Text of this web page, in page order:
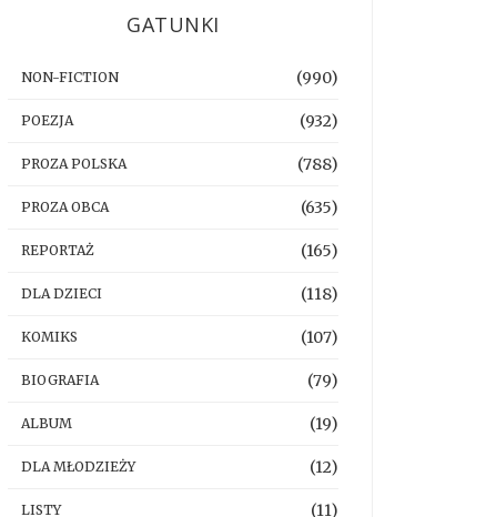
GATUNKI
NON-FICTION (990)
POEZJA (932)
PROZA POLSKA (788)
PROZA OBCA (635)
REPORTAŻ (165)
DLA DZIECI (118)
KOMIKS (107)
BIOGRAFIA (79)
ALBUM (19)
DLA MŁODZIEŻY (12)
LISTY (11)